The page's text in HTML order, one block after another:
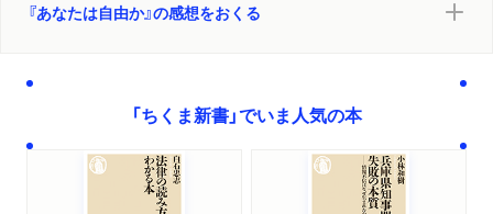
『あなたは自由か』の感想をおくる
「ちくま新書」でいま人気の本